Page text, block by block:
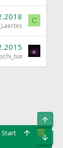
C
Start
R
S
S